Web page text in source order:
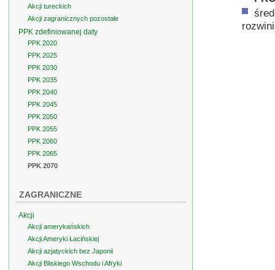
Akcji tureckich
Akcji zagranicznych pozostałe
PPK zdefiniowanej daty
PPK 2020
PPK 2025
PPK 2030
PPK 2035
PPK 2040
PPK 2045
PPK 2050
PPK 2055
PPK 2060
PPK 2065
PPK 2070
ZAGRANICZNE
Akcji
Akcji amerykańskich
Akcji Ameryki Łacińskiej
Akcji azjatyckich bez Japonii
Akcji Bliskiego Wschodu i Afryki